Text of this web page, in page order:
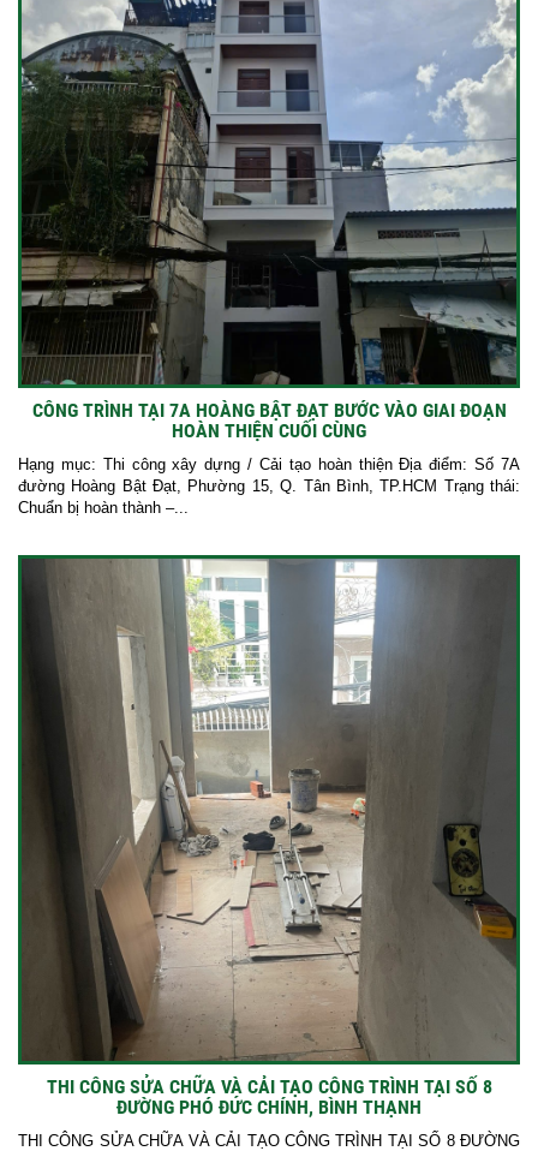
CÔNG TRÌNH TẠI 7A HOÀNG BẬT ĐẠT BƯỚC VÀO GIAI ĐOẠN
HOÀN THIỆN CUỐI CÙNG
Hạng mục: Thi công xây dựng / Cải tạo hoàn thiện Địa điểm: Số 7A
đường Hoàng Bật Đạt, Phường 15, Q. Tân Bình, TP.HCM Trạng thái:
Chuẩn bị hoàn thành –...
THI CÔNG SỬA CHỮA VÀ CẢI TẠO CÔNG TRÌNH TẠI SỐ 8
ĐƯỜNG PHÓ ĐỨC CHÍNH, BÌNH THẠNH
THI CÔNG SỬA CHỮA VÀ CẢI TẠO CÔNG TRÌNH TẠI SỐ 8 ĐƯỜNG